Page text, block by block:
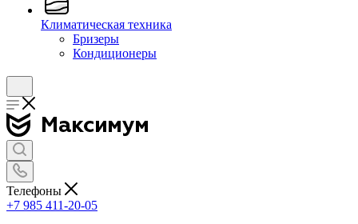
Климатическая техника
Бризеры
Кондиционеры
Телефоны
+7 985 411-20-05